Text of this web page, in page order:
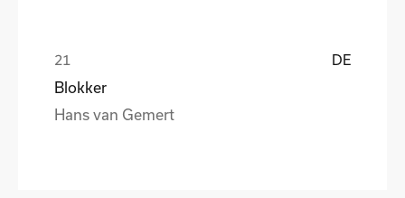
DE
Blokker
Hans van Gemert